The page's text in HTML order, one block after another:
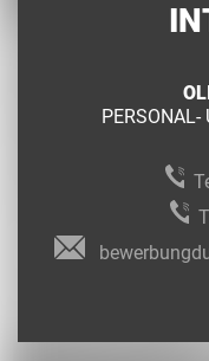
PERSONAL-